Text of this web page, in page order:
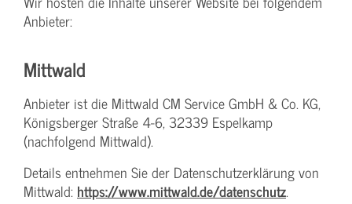
Anbieter:
Mittwald
Anbieter ist die Mittwald CM Service GmbH & Co. KG,
Königsberger Straße 4-6, 32339 Espelkamp
(nachfolgend Mittwald).
Details entnehmen Sie der Datenschutzerklärung von
Mittwald: https://www.mittwald.de/datenschutz.